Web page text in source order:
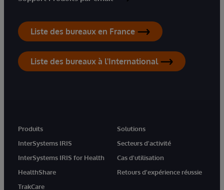
Liste des bureaux en France
Liste des bureaux à l'International
Produits
InterSystems IRIS
InterSystems IRIS for Health
HealthShare
TrakCare
Solutions
Secteurs d'activité
Cas d'utilisation
Retours d'expérience réussie